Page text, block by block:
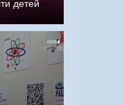
детей